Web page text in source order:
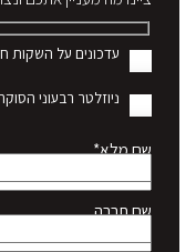
עדכונים על השקות
ניוזלטר רבעוני
שם מלא*
שם חברה